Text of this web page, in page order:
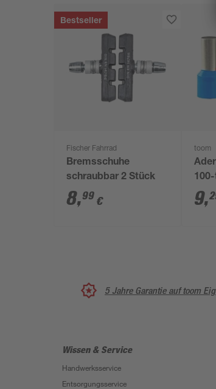
Bestseller
Fischer Fahrrad
Bremsschuhe
schraubbar 2 Stück
8,99 €
toom
9,
5 Jahre Garantie auf toom
Wissen & Service
Handwerksservice
Entsorgungsservice